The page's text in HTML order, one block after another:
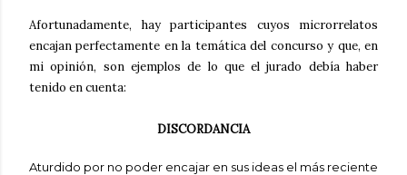
Afortunadamente, hay participantes cuyos microrrelatos
encajan perfectamente en la temática del concurso y que, en
mi opinión, son ejemplos de lo que el jurado debía haber
tenido en cuenta:
DISCORDANCIA
Aturdido por no poder encajar en sus ideas el más reciente